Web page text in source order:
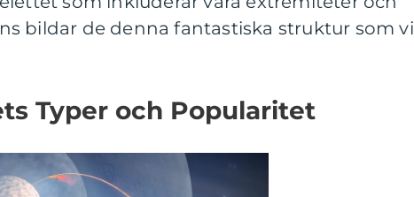
bildar de denna fantastiska struktur som vi
Typer och Popularitet